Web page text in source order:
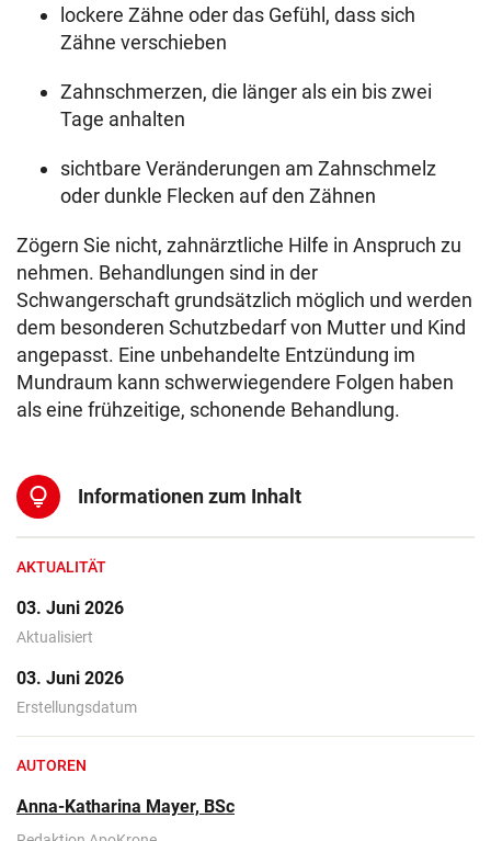
lockere Zähne oder das Gefühl, dass sich
Zähne verschieben
Zahnschmerzen, die länger als ein bis zwei
Tage anhalten
sichtbare Veränderungen am Zahnschmelz
oder dunkle Flecken auf den Zähnen
Zögern Sie nicht, zahnärztliche Hilfe in Anspruch zu
nehmen. Behandlungen sind in der
Schwangerschaft grundsätzlich möglich und werden
dem besonderen Schutzbedarf von Mutter und Kind
angepasst. Eine unbehandelte Entzündung im
Mundraum kann schwerwiegendere Folgen haben
als eine frühzeitige, schonende Behandlung.
lightbulb Informationen zum Inhalt
AKTUALITÄT
03. Juni 2026
Aktualisiert
03. Juni 2026
Erstellungsdatum
AUTOREN
Anna-Katharina Mayer, BSc